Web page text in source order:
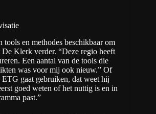
tools en methodes beschikbaar om
De Klerk verder. “Deze regio heeft
Een aantal van de tools die
was voor mij ook nieuw.” Of
gaat gebruiken, dat weet hij
goed weten of het nuttig is en in
past.”